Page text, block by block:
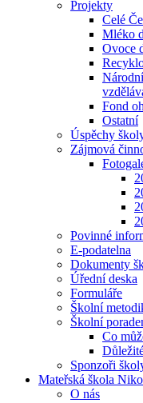
Projekty
Celé
Mléko
Ovoce
Fond
Ostatní
Úspěchy
Zájmová
Povinné
E-podatelna
Dokumenty
Úřední deska
Formuláře
Školní
Školní
Co
Sponzoři
Mateřská škola
O nás